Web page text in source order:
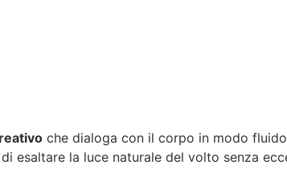
che dialoga con il corpo in modo
la luce naturale del volto senza